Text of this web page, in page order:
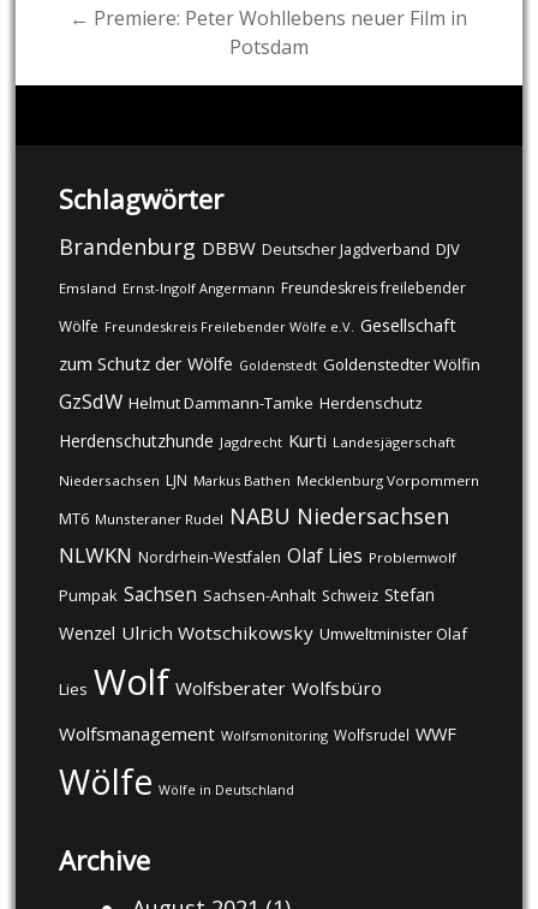
← Premiere: Peter Wohllebens neuer Film in
Potsdam
Schlagwörter
Brandenburg DBBW Deutscher Jagdverband DJV
Emsland Ernst-Ingolf Angermann Freundeskreis freilebender
Wölfe Freundeskreis Freilebender Wölfe e.V. Gesellschaft
zum Schutz der Wölfe Goldenstedt Goldenstedter Wölfin
GzSdW Helmut Dammann-Tamke Herdenschutz
Herdenschutzhunde Jagdrecht Kurti Landesjägerschaft
Niedersachsen LJN Markus Bathen Mecklenburg Vorpommern
MT6 Munsteraner Rudel NABU Niedersachsen
NLWKN Nordrhein-Westfalen Olaf Lies Problemwolf
Pumpak Sachsen Sachsen-Anhalt Schweiz Stefan
Wenzel Ulrich Wotschikowsky Umweltminister Olaf
Lies Wolf Wolfsberater Wolfsbüro
Wolfsmanagement Wolfsmonitoring Wolfsrudel WWF
Wölfe Wölfe in Deutschland
Archive